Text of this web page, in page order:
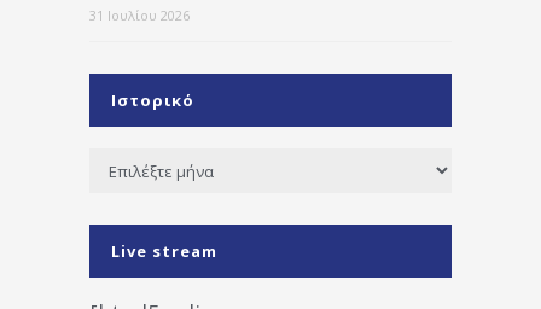
31 Ιουλίου 2026
Ιστορικό
Ιστορικό
Live stream